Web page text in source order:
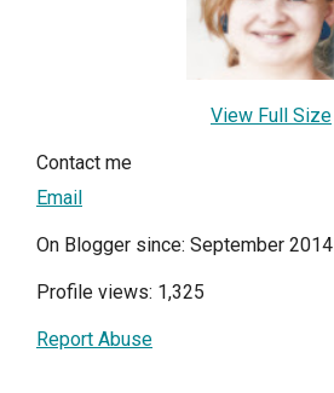
View Full Size
Contact me
Email
On Blogger since: September 2014
Profile views: 1,325
Report Abuse